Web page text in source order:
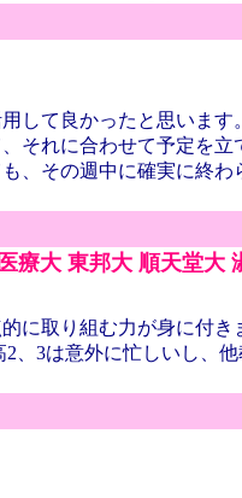
して良かったと思います
それに合わせて予定を立
、その週中に確実に終わ
療大 東邦大 順天堂大
に取り組む力が身に付き
、3は意外に忙しいし、